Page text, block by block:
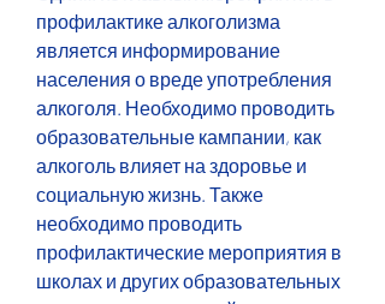
профилактике алкоголизма
является информирование
населения о вреде употребления
алкоголя. Необходимо проводить
образовательные кампании, как
алкоголь влияет на здоровье и
социальную жизнь. Также
необходимо проводить
профилактические мероприятия в
школах и других образовательных